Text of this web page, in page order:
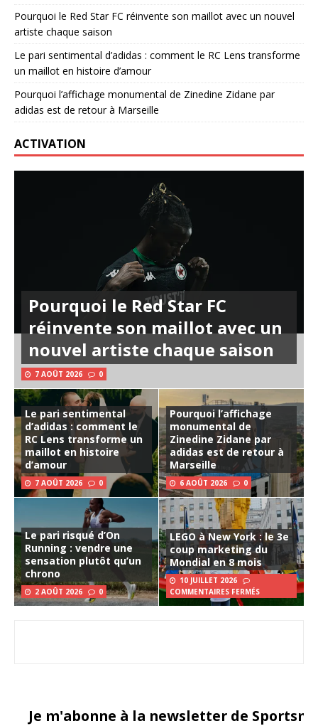
Pourquoi le Red Star FC réinvente son maillot avec un nouvel
artiste chaque saison
Le pari sentimental d’adidas : comment le RC Lens transforme
un maillot en histoire d’amour
Pourquoi l’affichage monumental de Zinedine Zidane par
adidas est de retour à Marseille
ACTIVATION
Pourquoi le Red Star FC
réinvente son maillot avec un
nouvel artiste chaque saison
7 AOÛT 2026 0
Le pari sentimental
d’adidas : comment le
RC Lens transforme un
maillot en histoire
d’amour
7 AOÛT 2026 0
Pourquoi l’affichage
monumental de
Zinedine Zidane par
adidas est de retour à
Marseille
6 AOÛT 2026 0
Le pari risqué d’On
Running : vendre une
sensation plutôt qu’un
chrono
2 AOÛT 2026 0
LEGO à New York : le 3e
coup marketing du
Mondial en 8 mois
10 JUILLET 2026
COMMENTAIRES FERMÉS
Je m'abonne à la newsletter de